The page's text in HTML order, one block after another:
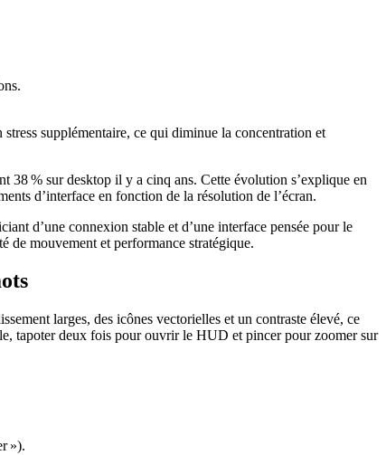
supplémentaire, ce qui diminue la concentration et
38 % sur desktop il y a cinq ans. Cette évolution s’explique en
d’interface en fonction de la résolution de l’écran.
d’une connexion stable et d’une interface pensée pour le
de mouvement et performance stratégique.
larges, des icônes vectorielles et un contraste élevé, ce
tapoter deux fois pour ouvrir le HUD et pincer pour zoomer sur
»).